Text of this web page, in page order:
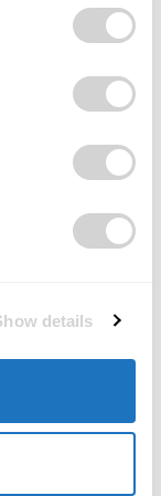
details
skvrny.
i klid Alp